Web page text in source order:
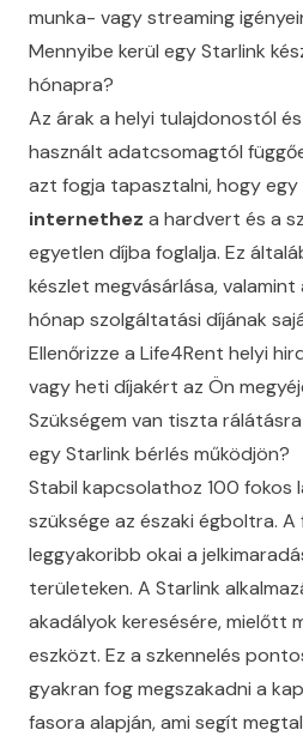
munka- vagy streaming
Mennyibe kerül egy Starlink
hónapra?
Az árak a helyi tulajdonostól
használt adatcsomagtól
azt fogja tapasztalni, hogy egy
internethez a hardvert és a
egyetlen díjba foglalja. Ez
készlet megvásárlása,
hónap szolgáltatási díjának
Ellenőrizze a Life4Rent helyi
vagy heti díjakért az Ön
Szükségem van tiszta
egy Starlink bérlés működjön?
Stabil kapcsolathoz 100 fokos
szüksége az északi égboltra.
leggyakoribb okai a
területeken. A Starlink
akadályok keresésére, mielőtt
eszközt. Ez a szkennelés
gyakran fog megszakadni a
fasora alapján, ami segít